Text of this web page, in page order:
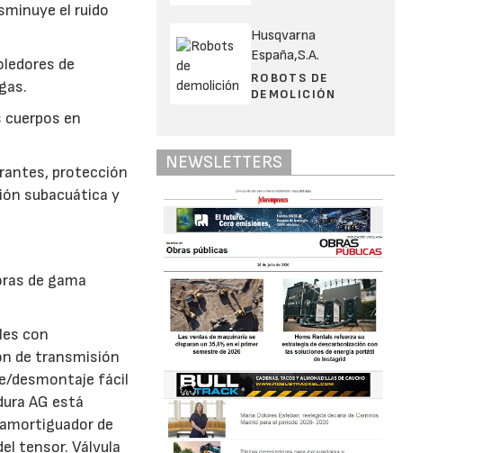
el ruido
de
en
protección
subacuática y
de gama
con
de transmisión
desmontaje fácil
AG está
de
tensor. Válvula
Husqvarna
España,S.A.
ROBOTS DE
DEMOLICIÓN
NEWSLETTERS